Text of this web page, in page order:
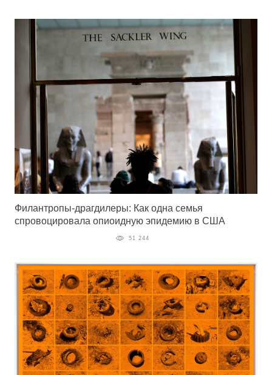
Филантропы-драгдилеры: Как одна семья
спровоцировала опиоидную эпидемию в США
51 244